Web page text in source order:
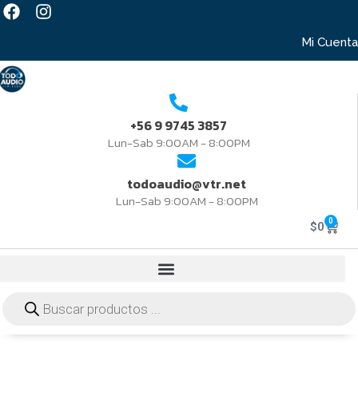
Mi Cuenta
+56 9 9745 3857
Lun-Sab 9:00AM - 8:00PM
todoaudio@vtr.net
Lun-Sab 9:00AM - 8:00PM
$0 0